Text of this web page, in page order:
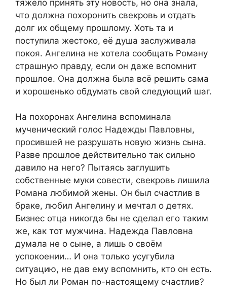
тяжело принять эту новость, но она знала,
что должна похоронить свекровь и отдать
долг их общему прошлому. Хоть та и
поступила жестоко, её душа заслуживала
покоя. Ангелина не хотела сообщать Роману
страшную правду, если он даже вспомнит
прошлое. Она должна была всё решить сама
и хорошенько обдумать свой следующий шаг.
На похоронах Ангелина вспоминала
мученический голос Надежды Павловны,
просившей не разрушать новую жизнь сына.
Разве прошлое действительно так сильно
давило на него? Пытаясь заглушить
собственные муки совести, свекровь лишила
Романа любимой жены. Он был счастлив в
браке, любил Ангелину и мечтал о детях.
Бизнес отца никогда бы не сделал его таким
же, как тот мужчина. Надежда Павловна
думала не о сыне, а лишь о своём
успокоении… И она только усугубила
ситуацию, не дав ему вспомнить, кто он есть.
Но был ли Роман по-настоящему счастлив?